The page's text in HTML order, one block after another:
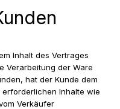
Inhalt des Vertrages
Verarbeitung der Ware
hat der Kunde dem
Inhalte wie
Verkäufer